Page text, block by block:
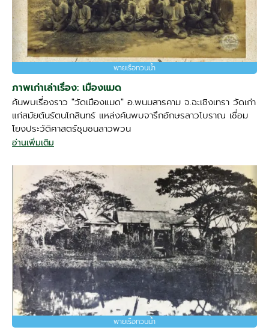
พายเรือทวนน้ำ
ภาพเก่าเล่าเรื่อง: เมืองแมด
ค้นพบเรื่องราว "วัดเมืองแมด" อ.พนมสารคาม จ.ฉะเชิงเทรา วัดเก่า
แก่สมัยต้นรัตนโกสินทร์ แหล่งค้นพบจารึกอักษรลาวโบราณ เชื่อม
โยงประวัติศาสตร์ชุมชนลาวพวน
อ่านเพิ่มเติม
พายเรือทวนน้ำ